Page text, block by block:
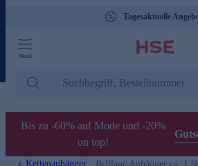
Tagesaktuelle
Menü
Bis zu -60% auf Mode und -20%
on top!
Kettenanhänger Brillant-Anhänger ca.